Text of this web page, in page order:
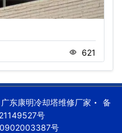
621
东康明冷却塔维修厂家
备
号
号